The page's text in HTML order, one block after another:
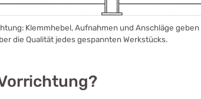
Klemmhebel, Aufnahmen und Anschläge
die Qualität jedes gespannten Werkstücks.